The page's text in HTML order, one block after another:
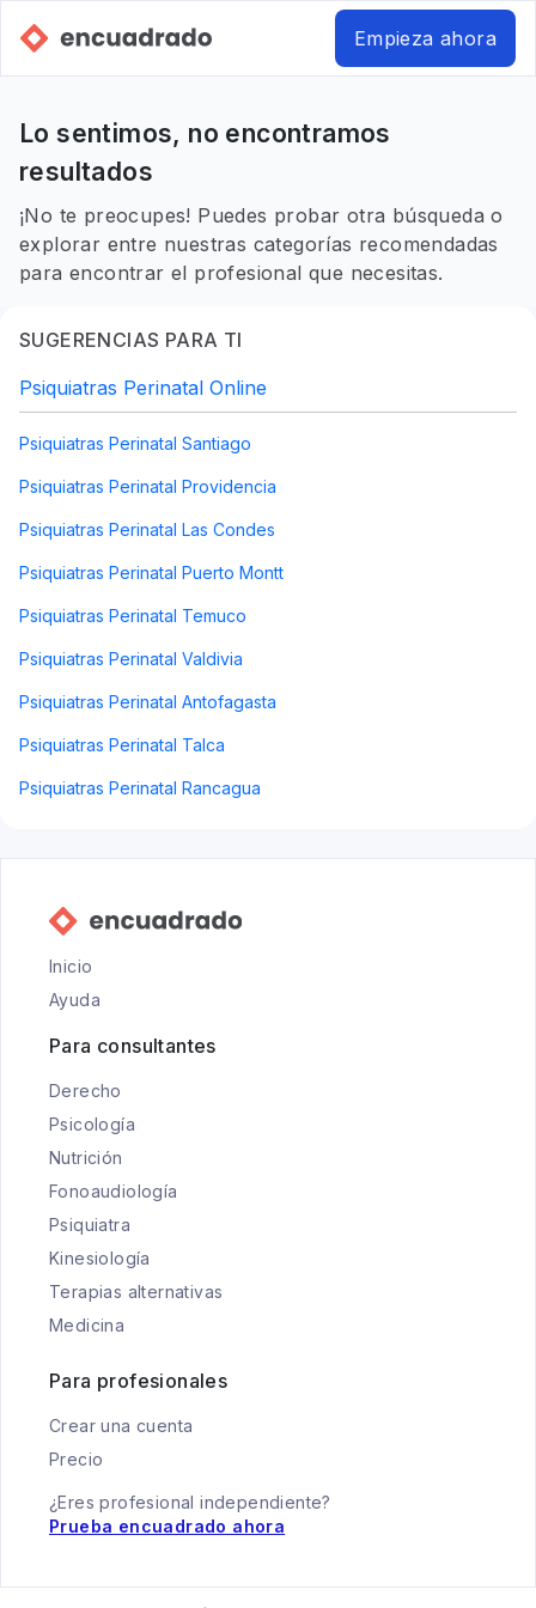
Empieza ahora
Lo sentimos, no encontramos
resultados
¡No te preocupes! Puedes probar otra búsqueda o
explorar entre nuestras categorías recomendadas
para encontrar el profesional que necesitas.
SUGERENCIAS PARA TI
Psiquiatras Perinatal Online
Psiquiatras Perinatal Santiago
Psiquiatras Perinatal Providencia
Psiquiatras Perinatal Las Condes
Psiquiatras Perinatal Puerto Montt
Psiquiatras Perinatal Temuco
Psiquiatras Perinatal Valdivia
Psiquiatras Perinatal Antofagasta
Psiquiatras Perinatal Talca
Psiquiatras Perinatal Rancagua
Inicio
Ayuda
Para consultantes
Derecho
Psicología
Nutrición
Fonoaudiología
Psiquiatra
Kinesiología
Terapias alternativas
Medicina
Para profesionales
Crear una cuenta
Precio
¿Eres profesional independiente?
Prueba encuadrado ahora